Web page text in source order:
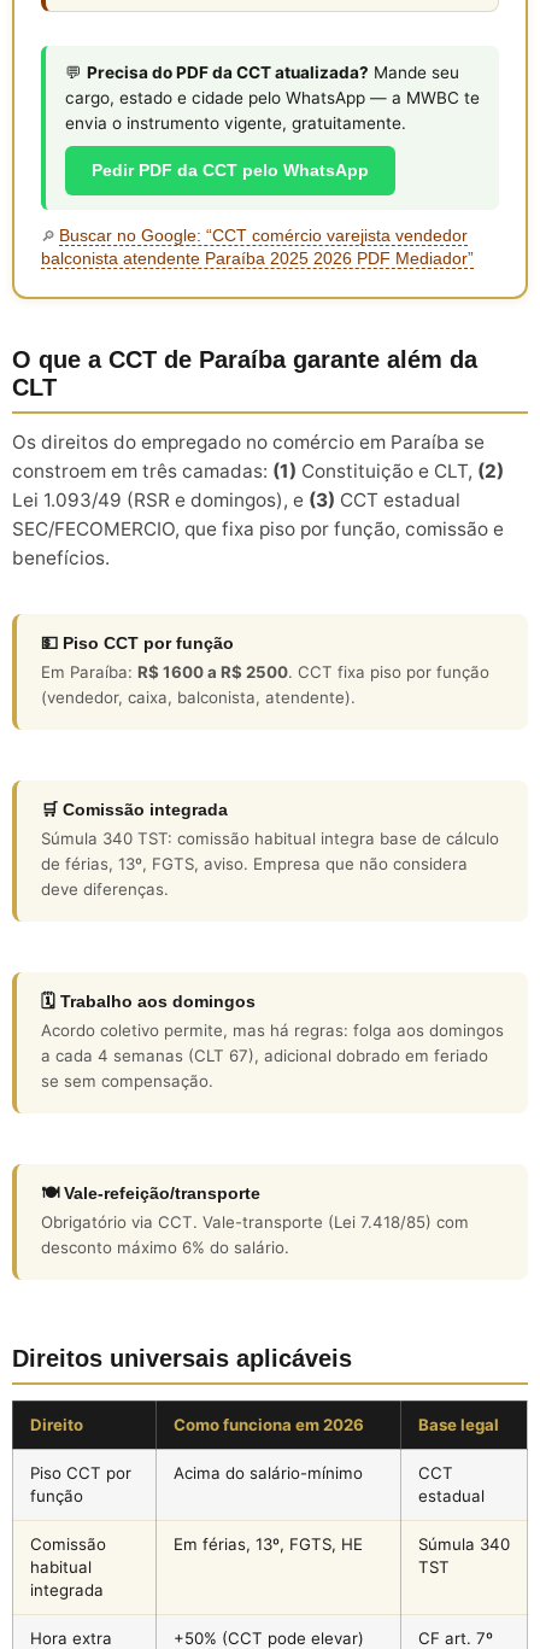
💬 Precisa do PDF da CCT atualizada? Mande seu
cargo, estado e cidade pelo WhatsApp — a MWBC te
envia o instrumento vigente, gratuitamente.
Pedir PDF da CCT pelo WhatsApp
🔎 Buscar no Google: “CCT comércio varejista vendedor
balconista atendente Paraíba 2025 2026 PDF Mediador”
O que a CCT de Paraíba garante além da
CLT
Os direitos do empregado no comércio em Paraíba se
constroem em três camadas: (1) Constituição e CLT, (2)
Lei 1.093/49 (RSR e domingos), e (3) CCT estadual
SEC/FECOMERCIO, que fixa piso por função, comissão e
benefícios.
💵 Piso CCT por função
Em Paraíba: R$ 1600 a R$ 2500. CCT fixa piso por função
(vendedor, caixa, balconista, atendente).
🛒 Comissão integrada
Súmula 340 TST: comissão habitual integra base de cálculo
de férias, 13º, FGTS, aviso. Empresa que não considera
deve diferenças.
🗓️ Trabalho aos domingos
Acordo coletivo permite, mas há regras: folga aos domingos
a cada 4 semanas (CLT 67), adicional dobrado em feriado
se sem compensação.
🍽️ Vale-refeição/transporte
Obrigatório via CCT. Vale-transporte (Lei 7.418/85) com
desconto máximo 6% do salário.
Direitos universais aplicáveis
Direito Como funciona em 2026 Base legal
Piso CCT por
função
Acima do salário-mínimo
CCT
estadual
Comissão
habitual
integrada
Em férias, 13º, FGTS, HE
Súmula 340
TST
Hora extra
+50% (CCT pode elevar)
CF art. 7º